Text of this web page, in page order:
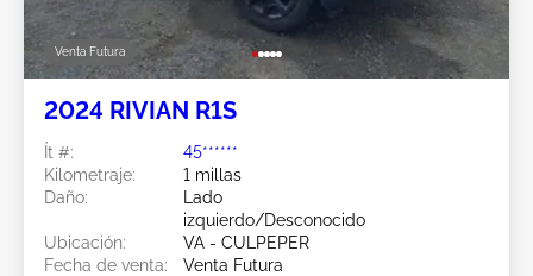
Venta Futura
2024 RIVIAN R1S
Ít #:
45******
Kilometraje:
1 millas
Daño:
Lado
izquierdo/Desconocido
Ubicación:
VA - CULPEPER
Fecha de venta:
Venta Futura